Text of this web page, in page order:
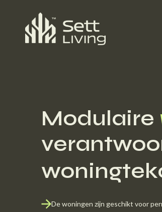
Modulaire
De woningen zijn geschikt voor